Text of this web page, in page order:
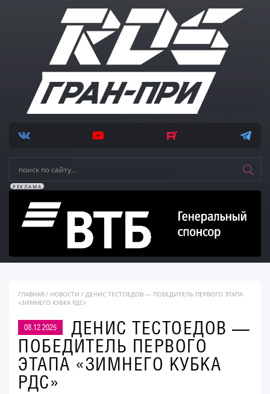
РЕКЛАМА
ГЛАВНАЯ / НОВОСТИ / ДЕНИС ТЕСТОЕДОВ — ПОБЕДИТЕЛЬ ПЕРВОГО ЭТАПА
«ЗИМНЕГО КУБКА РДС»
08.12.2025
ДЕНИС ТЕСТОЕДОВ —
ПОБЕДИТЕЛЬ ПЕРВОГО
ЭТАПА «ЗИМНЕГО КУБКА
РДС»